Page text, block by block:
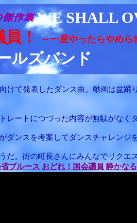
WE SHALL
員！～一度やったらやめら
ルズバンド
けて発表したダンス曲。動画は盆
レートにつづった内容が無駄がなく
ダンスを考案してダンスチャレン
だ。街の町長さんにみんなでリクエ
ブルース おどれ！国会議員 静かな